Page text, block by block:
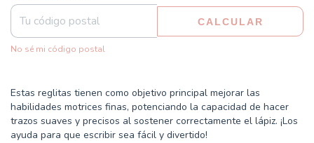
CALCULAR
No sé mi código postal
Estas reglitas tienen como objetivo principal mejorar las
habilidades motrices finas, potenciando la capacidad de hacer
trazos suaves y precisos al sostener correctamente el lápiz. ¡Los
ayuda para que escribir sea fácil y divertido!